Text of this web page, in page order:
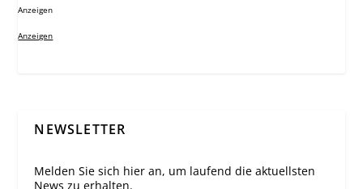
Anzeigen
Anzeigen
NEWSLETTER
Melden Sie sich hier an, um laufend die aktuellsten
News zu erhalten.